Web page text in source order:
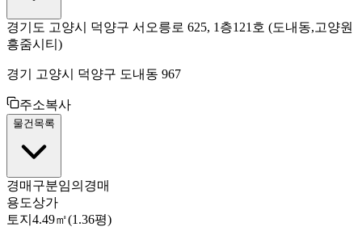
경기도 고양시 덕양구 서오릉로 625, 1층121호 (도내동,고양원
흥줌시티)
경기 고양시 덕양구 도내동 967
주소복사
물건목록
경매구분임의경매
용도상가
토지 4.49㎡(1.36평)